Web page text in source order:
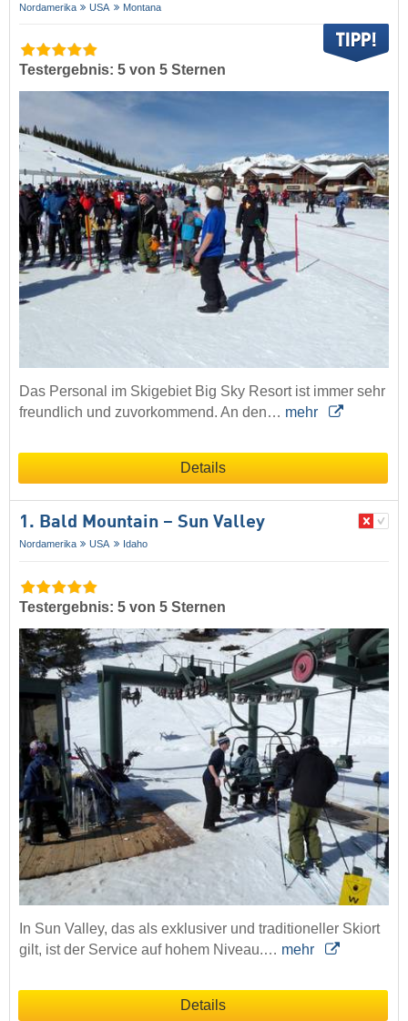
Nordamerika USA Montana
Testergebnis: 5 von 5 Sternen
Das Personal im Skigebiet Big Sky Resort ist immer sehr
freundlich und zuvorkommend. An den… mehr
Details
1. Bald Mountain – Sun Valley
Nordamerika USA Idaho
Testergebnis: 5 von 5 Sternen
In Sun Valley, das als exklusiver und traditioneller Skiort
gilt, ist der Service auf hohem Niveau.… mehr
Details